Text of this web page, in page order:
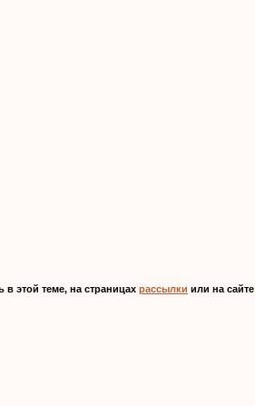
этой теме, на страницах рассылки или на сайте